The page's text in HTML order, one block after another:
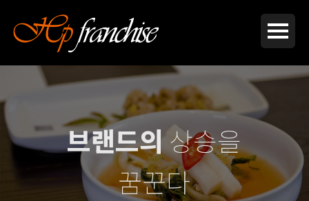
브랜드의 상승을
꿈꾼다